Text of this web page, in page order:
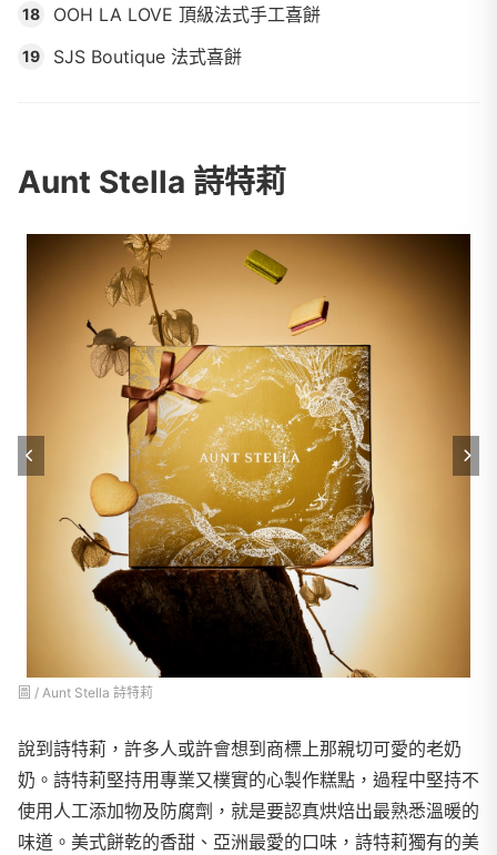
18 OOH LA LOVE 頂級法式手工喜餅
19 SJS Boutique 法式喜餅
Aunt Stella 詩特莉
圖 / Aunt Stella 詩特莉
說到詩特莉，許多人或許會想到商標上那親切可愛的老奶
奶。詩特莉堅持用專業又樸實的心製作糕點，過程中堅持不
使用人工添加物及防腐劑，就是要認真烘焙出最熟悉溫暖的
味道。美式餅乾的香甜、亞洲最愛的口味，詩特莉獨有的美